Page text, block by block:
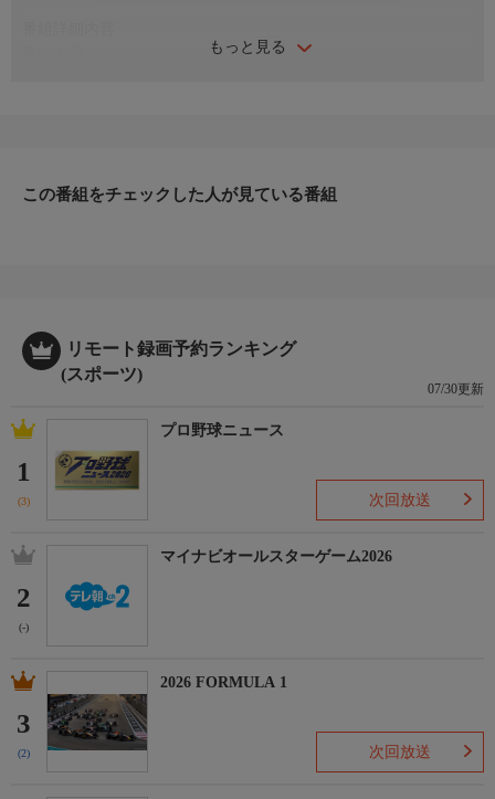
もっと見る
この番組をチェックした人が見ている番組
リモート録画予約ランキング
(スポーツ)
07/30更新
1
(3)
プロ野球ニュース
次回放送
2
(-)
マイナビオールスターゲーム2026
3
(2)
2026 FORMULA 1
次回放送